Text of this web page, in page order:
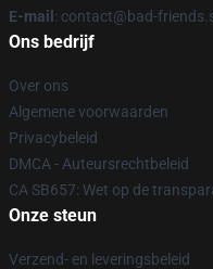
E-mail : contact@bad-
Ons bedrijf
Over ons
Algemene voorwaarden
Privacybeleid
DMCA - Auteursrechtbeleid
CA SB657: Wet op de
Onze steun
Verzend- en leveringsbeleid